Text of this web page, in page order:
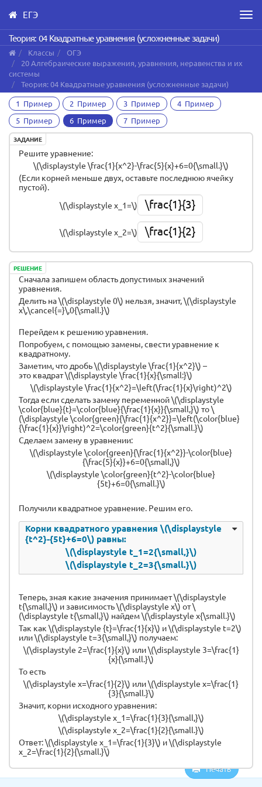
Skip
to
main
content
ЕГЭ
Теория: 04 Квадратные уравнения (усложненные задачи)
Классы
ОГЭ
20 Алгебраические выражения, уравнения, неравенства и их
системы
Теория: 04 Квадратные уравнения (усложненные задачи)
Печать
1 Пример 2 Пример 3 Пример
4 Пример
5 Пример
6 Пример 7 Пример
ЗАДАНИЕ
Решите уравнение:
\(\displaystyle \frac{1}{x^2}-\frac{5}{x}+6=0{\small.}\)
(Если корней меньше двух, оставьте последнюю ячейку
пустой).
\(\displaystyle x_1=\)
\frac{1}{3}
\(\displaystyle x_2=\) \frac{1}{2}
РЕШЕНИЕ
Сначала запишем область допустимых значений
уравнения.
Делить на \(\displaystyle 0\) нельзя, значит, \(\displaystyle
x\,\cancel{=}\,0{\small.}\)
Перейдем к решению уравнения.
Попробуем, с помощью замены, свести уравнение к
квадратному.
Заметим, что дробь \(\displaystyle \frac{1}{x^2}\) –
это квадрат \(\displaystyle \frac{1}{x}{\small:}\)
\(\displaystyle \frac{1}{x^2}=\left(\frac{1}{x}\right)^2\)
Тогда если сделать замену переменной \(\displaystyle
\color{blue}{t}=\color{blue}{\frac{1}{x}}{\small,}\) то \
(\displaystyle \color{green}{\frac{1}{x^2}}=\left(\color{blue}
{\frac{1}{x}}\right)^2=\color{green}{t^2}{\small.}\)
Сделаем замену в уравнении:
\(\displaystyle \color{green}{\frac{1}{x^2}}-\color{blue}
{\frac{5}{x}}+6=0{\small,}\)
\(\displaystyle \color{green}{t^2}-\color{blue}
{5t}+6=0{\small.}\)
Получили квадратное уравнение. Решим его.
Корни квадратного уравнения \(\displaystyle
{t^2}-{5t}+6=0\) равны:
\(\displaystyle t_1=2{\small,}\)
\(\displaystyle t_2=3{\small.}\)
Теперь, зная какие значения принимает \(\displaystyle
t{\small,}\) и зависимость \(\displaystyle x\) от \
(\displaystyle t{\small,}\) найдем \(\displaystyle x{\small.}\)
Так как \(\displaystyle {t}=\frac{1}{x}\) и \(\displaystyle t=2\)
или \(\displaystyle t=3{\small,}\) получаем:
\(\displaystyle 2=\frac{1}{x}\) или \(\displaystyle 3=\frac{1}
{x}{\small.}\)
То есть
\(\displaystyle x=\frac{1}{2}\) или \(\displaystyle x=\frac{1}
{3}{\small.}\)
Значит, корни исходного уравнения:
\(\displaystyle x_1=\frac{1}{3}{\small,}\)
\(\displaystyle x_2=\frac{1}{2}{\small.}\)
Ответ: \(\displaystyle x_1=\frac{1}{3}\) и \(\displaystyle
x_2=\frac{1}{2}{\small.}\)